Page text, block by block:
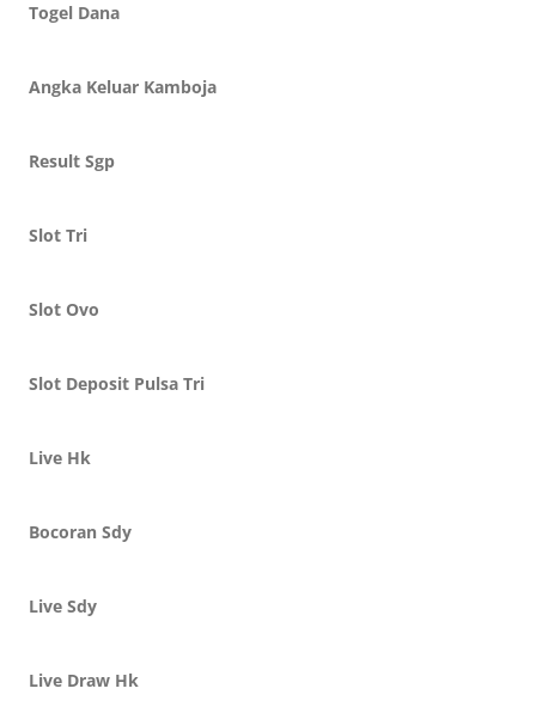
Togel Dana
Angka Keluar Kamboja
Result Sgp
Slot Tri
Slot Ovo
Slot Deposit Pulsa Tri
Live Hk
Bocoran Sdy
Live Sdy
Live Draw Hk